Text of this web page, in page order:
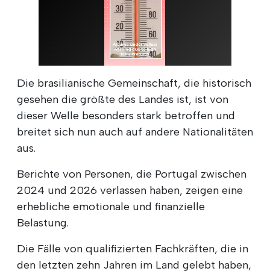
Die brasilianische Gemeinschaft, die historisch
gesehen die größte des Landes ist, ist von
dieser Welle besonders stark betroffen und
breitet sich nun auch auf andere Nationalitäten
aus.
Berichte von Personen, die Portugal zwischen
2024 und 2026 verlassen haben, zeigen eine
erhebliche emotionale und finanzielle
Belastung.
Die Fälle von qualifizierten Fachkräften, die in
den letzten zehn Jahren im Land gelebt haben,